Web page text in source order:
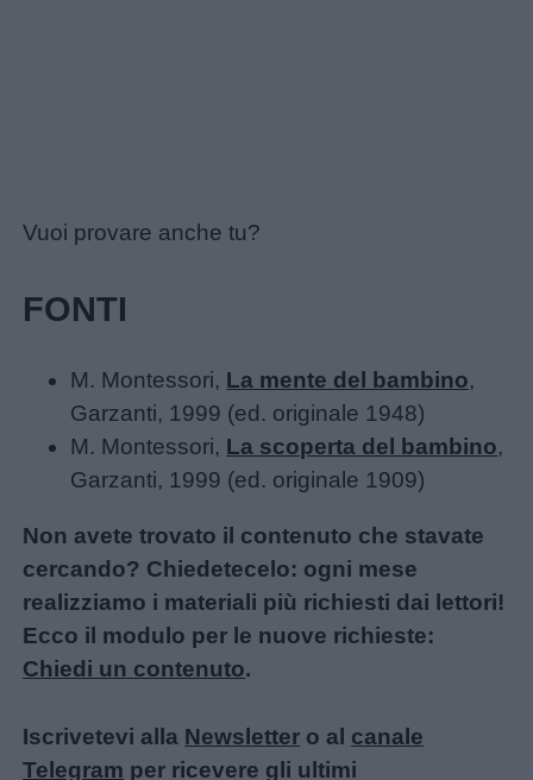
Vuoi provare anche tu?
FONTI
M. Montessori, La mente del bambino,
Garzanti, 1999 (ed. originale 1948)
M. Montessori, La scoperta del bambino,
Garzanti, 1999 (ed. originale 1909)
Non avete trovato il contenuto che stavate
cercando? Chiedetecelo: ogni mese
realizziamo i materiali più richiesti dai lettori!
Ecco il modulo per le nuove richieste:
Chiedi un contenuto.
Iscrivetevi alla Newsletter o al canale
Telegram per ricevere gli ultimi